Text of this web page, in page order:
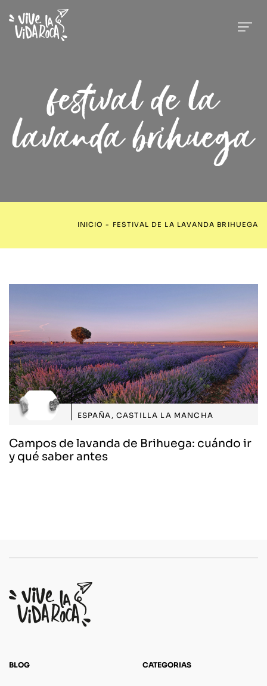
festival de la
lavanda brihuega
INICIO - FESTIVAL DE LA LAVANDA BRIHUEGA
ESPAÑA , CASTILLA LA MANCHA
Campos de lavanda de Brihuega: cuándo ir
y qué saber antes
BLOG CATEGORIAS